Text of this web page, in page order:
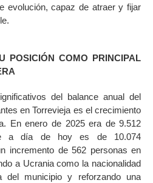
evolución, capaz de atraer y fijar
POSICIÓN COMO PRINCIPAL
del balance anual del
en Torrevieja es el crecimiento
En enero de 2025 era de 9.512
a día de hoy es de 10.074
incremento de 562 personas en
a Ucrania como la nacionalidad
del municipio y reforzando una